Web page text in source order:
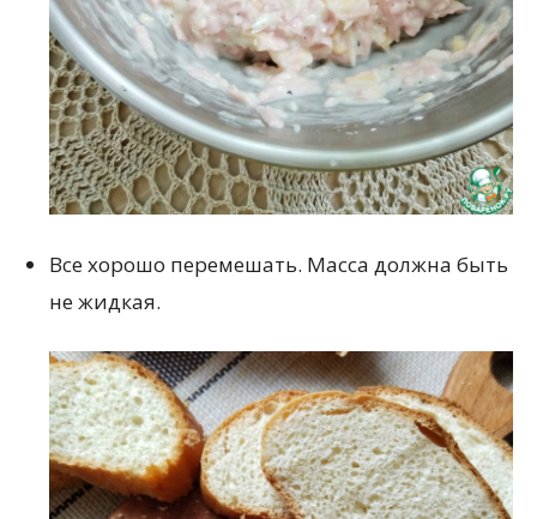
Все хорошо перемешать. Масса должна быть
не жидкая.